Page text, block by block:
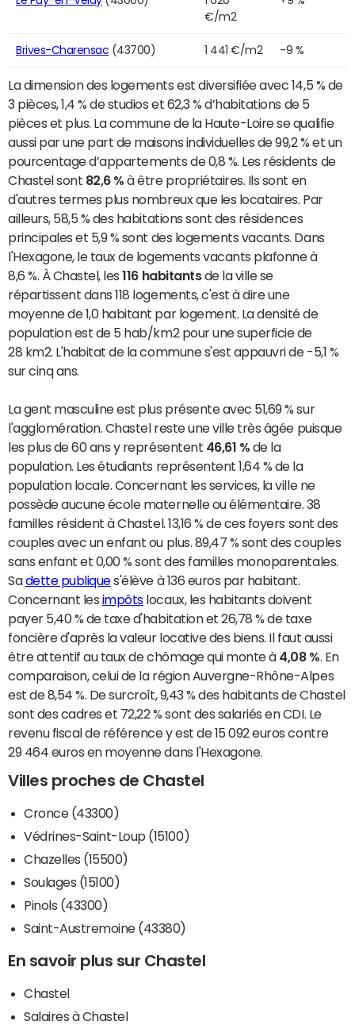
€/m2
Brives-Charensac (43700) 1 441 €/m2 -9 %
La dimension des logements est diversifiée avec 14,5 % de
3 pièces, 1,4 % de studios et 62,3 % d’habitations de 5
pièces et plus. La commune de la Haute-Loire se qualifie
aussi par une part de maisons individuelles de 99,2 % et un
pourcentage d’appartements de 0,8 %. Les résidents de
Chastel sont 82,6 % à être propriétaires. Ils sont en
d'autres termes plus nombreux que les locataires. Par
ailleurs, 58,5 % des habitations sont des résidences
principales et 5,9 % sont des logements vacants. Dans
l'Hexagone, le taux de logements vacants plafonne à
8,6 %. À Chastel, les116 habitantsde la ville se
répartissent dans 118 logements, c'est à dire une
moyenne de 1,0 habitant par logement. La densité de
population est de 5 hab/km2 pour une superficie de
28 km2. L'habitat de la commune s'est appauvri de -5,1 %
sur cinq ans.
La gent masculine est plus présente avec 51,69 % sur
l'agglomération. Chastel reste une ville très âgée puisque
les plus de 60 ans y représentent 46,61 % de la
population. Les étudiants représentent 1,64 % de la
population locale. Concernant les services, la ville ne
possède aucune école maternelle ou élémentaire. 38
familles résident à Chastel. 13,16 % de ces foyers sont des
couples avec un enfant ou plus. 89,47 % sont des couples
sans enfant et 0,00 % sont des familles monoparentales.
Sadette publiques'élève à 136 euros par habitant.
Concernant les impôtslocaux, les habitants doivent
payer 5,40 % de taxe d'habitation et 26,78 % de taxe
foncière d'après la valeur locative des biens. Il faut aussi
être attentif au taux de chômage qui monte à 4,08 % . En
comparaison, celui de la région Auvergne-Rhône-Alpes
est de 8,54 %. De surcroît, 9,43 % des habitants de Chastel
sont des cadres et 72,22 % sont des salariés en CDI. Le
revenu fiscal de référence y est de 15 092 euros contre
29 464 euros en moyenne dans l'Hexagone.
Villes proches de Chastel
Cronce (43300)
Védrines-Saint-Loup (15100)
Chazelles (15500)
Soulages (15100)
Pinols (43300)
Saint-Austremoine (43380)
En savoir plus sur Chastel
Chastel
Salaires à Chastel